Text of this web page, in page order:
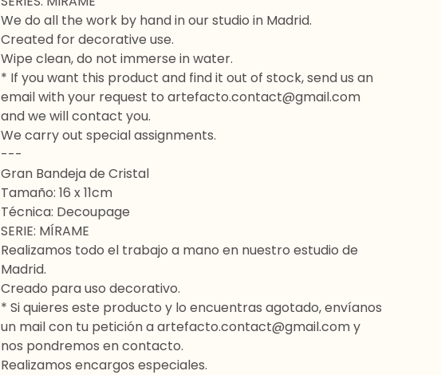
We do all the work by hand in our studio in Madrid.
Created for decorative use.
Wipe clean, do not immerse in water.
* If you want this product and find it out of stock, send us an
email with your request to artefacto.contact@gmail.com
and we will contact you.
We carry out special assignments.
---
Gran Bandeja de Cristal
Tamaño: 16 x 11cm
Técnica: Decoupage
SERIE: MÍRAME
Realizamos todo el trabajo a mano en nuestro estudio de
Madrid.
Creado para uso decorativo.
* Si quieres este producto y lo encuentras agotado, envíanos
un mail con tu petición aartefacto.contact@gmail.comy
nos pondremos en contacto.
Realizamos encargos especiales.